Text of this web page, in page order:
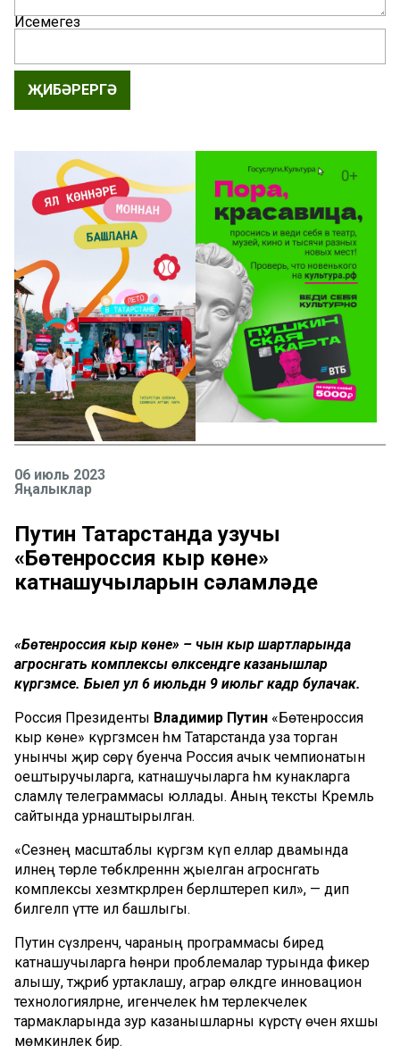
Исемегез
ҖИБӘРЕРГӘ
06 июль 2023
Яңалыклар
Путин Татарстанда узучы
«Бөтенроссия кыр көне»
катнашучыларын сәламләде
«Бөтенроссия кыр көне» – чын кыр шартларында
агросәнәгать комплексы өлкәсендәге казанышлар
күргәзмәсе. Быел ул 6 июльдән 9 июльгә кадәр булачак.
Россия Президенты Владимир Путин «Бөтенроссия
кыр көне» күргәзмәсен һәм Татарстанда уза торган
унынчы җир сөрү буенча Россия ачык чемпионатын
оештыручыларга, катнашучыларга һәм кунакларга
сәламләү телеграммасы юллады. Аның тексты Кремль
сайтында урнаштырылган.
«Сезнең масштаблы күргәзмә күп еллар дәвамында
илнең төрле төбәкләреннән җыелган агросәнәгать
комплексы хезмәткәрләрен берләштереп килә», — дип
билгеләп үтте ил башлыгы.
Путин сүзләренчә, чараның программасы биредә
катнашучыларга һөнәри проблемалар турында фикер
алышу, тәҗрибә уртаклашу, аграр өлкәдәге инновацион
технологияләрне, игенчелек һәм терлекчелек
тармакларында зур казанышларны күрсәтү өчен яхшы
мөмкинлек бирә.